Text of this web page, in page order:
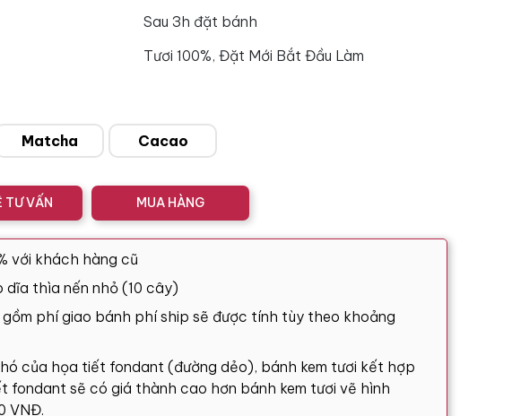
Sau 3h đặt bánh
Tươi 100%, Đặt Mới Bắt Đầu Làm
Matcha Cacao
TƯ VẤN MUA HÀNG
với khách hàng cũ
dĩa thìa nến nhỏ (10 cây)
phí giao bánh phí ship sẽ được tính tùy theo khoảng
của họa tiết fondant (đường dẻo), bánh kem tươi kết hợp
fondant sẽ có giá thành cao hơn bánh kem tươi vẽ hình
VNĐ.